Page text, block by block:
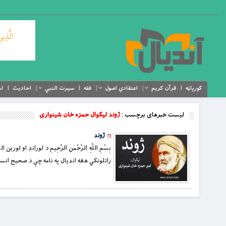
کورپاڼه قرآن کریم اعتقادي اصول فقه سیرت النبي احادیث
لیست خبرهای برچسب :ژوند لیکوال حمزه خان شینواری
ژوند
بِسْمِ اللَّهِ الرَّحْمَنِ الرَّحِيمِ د لوراند او
راتلونکي هغه اندیال په نامه چې د صحيح